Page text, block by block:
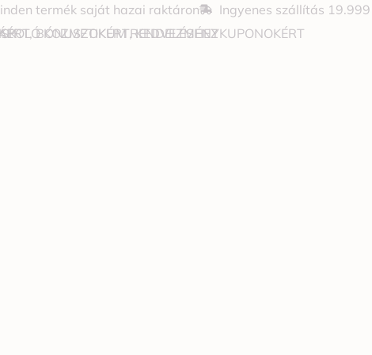
termék saját hazai raktáron
Ingyenes szállítás
KOZMETIKUM RENDELÉSHEZ
BÓNUSZOKÉRT, KEDVEZMÉNYKUPONOKÉRT